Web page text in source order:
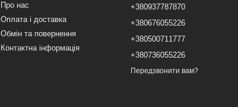
Про нас
Оплата і доставка
Обмін та повернення
Контактна інформація
+380937787870
+380676055226
+380500711777
+380736055226
Передзвонити вам?